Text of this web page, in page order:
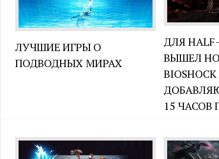
ЛУЧШИЕ ИГРЫ О
ПОДВОДНЫХ МИРАХ
ДЛЯ
ВЫШЕЛ
15 ЧАСОВ